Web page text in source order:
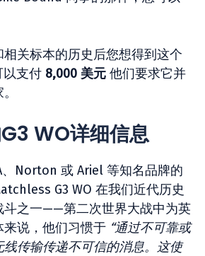
关标本的历史后您想得到这个
以支付 8,000 美元 他们要求它并
WO详细信息
Norton 或 Ariel 等知名品牌的
G3 WO 在我们近代历史
斗之一——第二次世界大战中为英
来说，他们习惯于 “通过不可靠或
传输传递不可信的消息。这使